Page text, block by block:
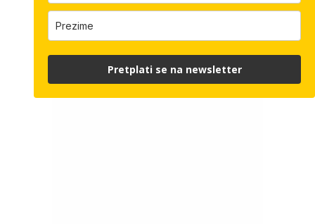
Pretplati se na newsletter